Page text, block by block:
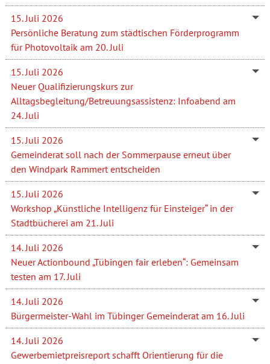
15. Juli 2026
Persönliche Beratung zum städtischen Förderprogramm
für Photovoltaik am 20. Juli
15. Juli 2026
Neuer Qualifizierungskurs zur
Alltagsbegleitung/Betreuungsassistenz: Infoabend am
24. Juli
15. Juli 2026
Gemeinderat soll nach der Sommerpause erneut über
den Windpark Rammert entscheiden
15. Juli 2026
Workshop „Künstliche Intelligenz für Einsteiger“ in der
Stadtbücherei am 21. Juli
14. Juli 2026
Neuer Actionbound „Tübingen fair erleben“: Gemeinsam
testen am 17. Juli
14. Juli 2026
Bürgermeister-Wahl im Tübinger Gemeinderat am 16. Juli
14. Juli 2026
Gewerbemietpreisreport schafft Orientierung für die